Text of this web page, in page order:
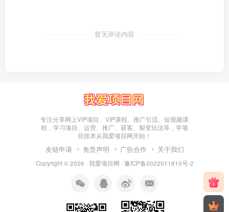
暂无评论内容
专注分享网上VIP项目、VIP课程、推广引流、短视频课
程，学习项目、运营、推广、获客、裂变玩法等，学项
目技术从我爱项目网开始！
友链申请 免责声明 广告合作 关于我们
Copyright © 2026 · 我爱项目网 · 豫ICP备2022011810号-2